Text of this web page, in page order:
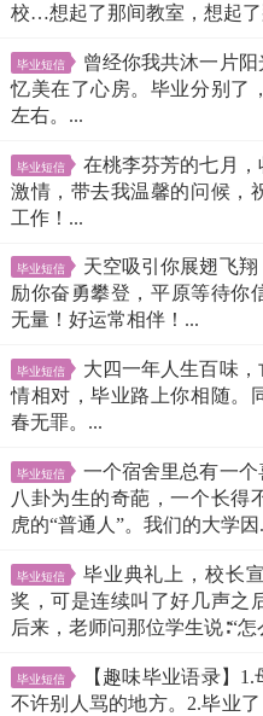
校…想起了那间教室，想起了
毕业短信
曾经你我共沐一片
忆美在了心房。毕业分别了
左右。...
毕业短信
在桃李芬芳的七月
激情，带去我温馨的问候，
工作！...
毕业短信
天空吸引你展翅飞
励你奋勇攀登，平原等待
无量！好运常相伴！...
毕业短信
大四一年人生百味
情相对，毕业路上你相随。
春无罪。...
毕业短信
一个宿舍里总有一
八卦为生的奇葩，一个长得
虎的“普通人”。我们的大学因
毕业短信
毕业典礼上，校长
奖，可是连续叫了好几声之
后来，老师问那位学生说∶“怎
毕业短信
【趣味毕业语录】
不许别人骂的地方。2.毕业